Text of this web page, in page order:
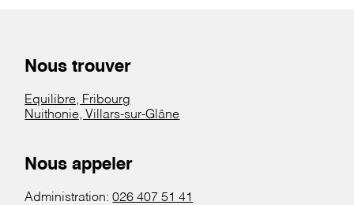
Nous trouver
Equilibre, Fribourg
Nuithonie, Villars-sur-Glâne
Nous appeler
Administration:026 407 51 41